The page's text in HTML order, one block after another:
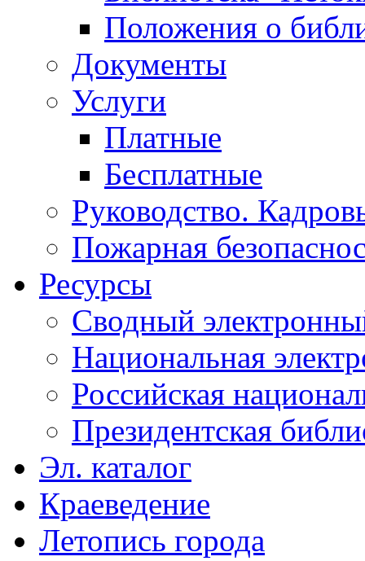
Положения о
Документы
Услуги
Платные
Бесплатные
Руководство.
Пожарная
Ресурсы
Сводный
Национальная
Российская
Президентская
Эл. каталог
Краеведение
Летопись города